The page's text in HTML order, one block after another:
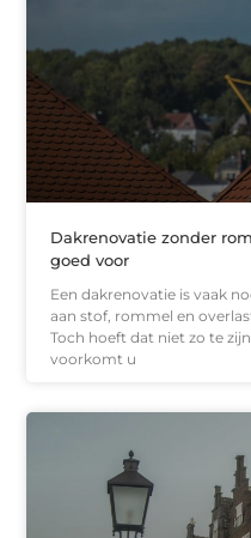
Dakrenovatie zonder
goed voor
Een dakrenovatie is vaak
aan stof, rommel en
Toch hoeft dat niet zo te
voorkomt u